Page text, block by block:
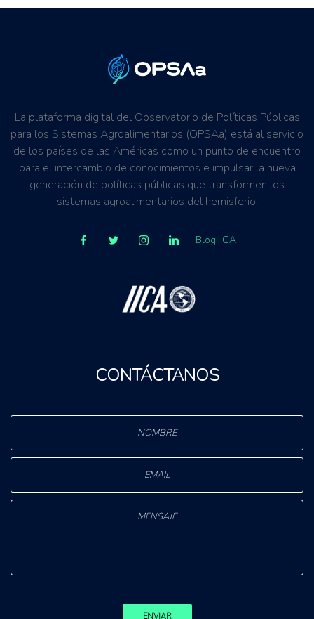
La plataforma digital del Observatorio de Políticas Públicas
para los Sistemas Agroalimentarios (OPSAa) está al servicio
de los países de las Américas como un punto de encuentro
para el intercambio de conocimientos e impulsar la nueva
generación de políticas públicas que transformen los
sistemas agroalimentarios del hemisferio.
Blog IICA
CONTÁCTANOS
ENVIAR